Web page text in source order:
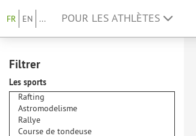
FR EN ... POUR LES ATHLÈTES
Filtrer
Les sports